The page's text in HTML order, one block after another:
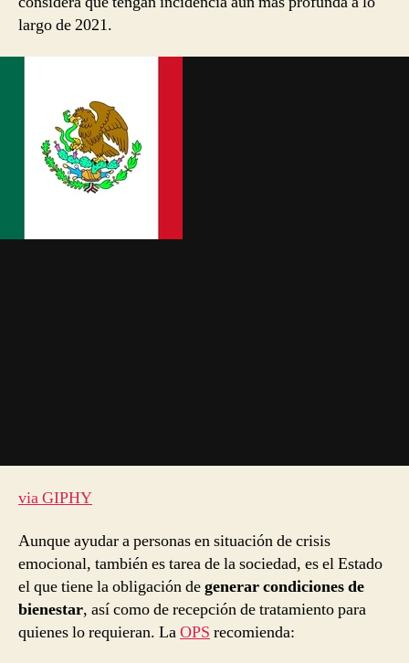
largo de 2021.
via GIPHY
Aunque ayudar a personas en situación de crisis
emocional, también es tarea de la sociedad, es el Estado
el que tiene la obligación degenerar condiciones de
bienestar, así como de recepción de tratamiento para
quienes lo requieran. LaOPS recomienda: